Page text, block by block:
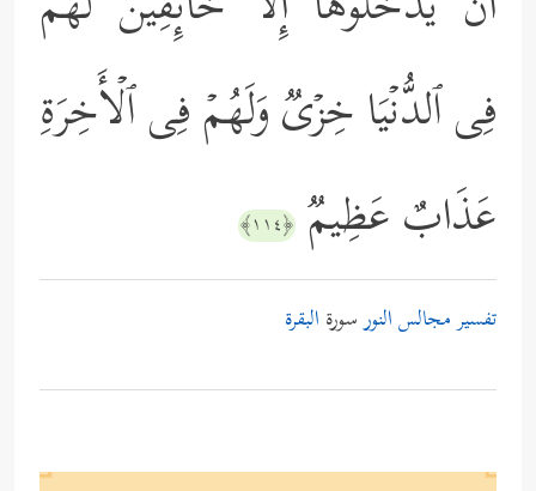
فِی ٱلدُّنۡیَا خِزۡیࣱ وَلَهُمۡ فِی ٱلۡأَخِرَةِ
عَذَابٌ عَظِیمࣱ ﴿١١٤﴾
تفسير مجالس النورسورة البقرة